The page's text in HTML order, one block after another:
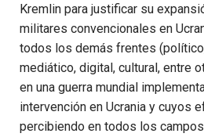
Kremlin para justificar su
militares convencionales en
todos los demás frentes
mediático, digital, cultural, entre
en una guerra mundial
intervención en Ucrania y cuyos
percibiendo en todos los